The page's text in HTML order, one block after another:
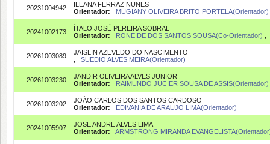
20231004942
ILEANA FERRAZ NUNES
Orientador:
MUGIANY OLIVEIRA BRITO PORTELA(Orientador)
20241002173
ÍTALO JOSÉ PEREIRA SOBRAL
Orientador:
RONEIDE DOS SANTOS SOUSA(Co-Orientador)
20261003089
JAISLIN AZEVEDO DO NASCIMENTO
SUEDIO ALVES MEIRA(Orientador)
20261003230
JANDIR OLIVEIRA ALVES JUNIOR
Orientador:
RAIMUNDO JUCIER SOUSA DE ASSIS(Orientador)
20261003202
JOÃO CARLOS DOS SANTOS CARDOSO
Orientador:
EDIVANIA DE ARAUJO LIMA(Orientador)
20241005907
JOSE ANDRE ALVES LIMA
Orientador:
ARMSTRONG MIRANDA